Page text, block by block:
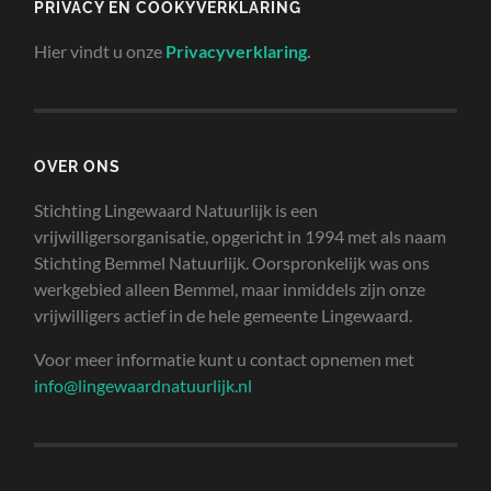
PRIVACY EN COOKYVERKLARING
Hier vindt u onze Privacyverklaring.
OVER ONS
Stichting Lingewaard Natuurlijk is een
vrijwilligersorganisatie, opgericht in 1994 met als naam
Stichting Bemmel Natuurlijk. Oorspronkelijk was ons
werkgebied alleen Bemmel, maar inmiddels zijn onze
vrijwilligers actief in de hele gemeente Lingewaard.
Voor meer informatie kunt u contact opnemen met
info@lingewaardnatuurlijk.nl